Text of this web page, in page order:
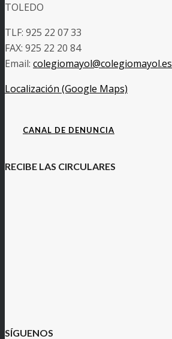
TOLEDO
TLF: 925 22 07 33
FAX: 925 22 20 84
Email: colegiomayol@colegiomayol.es
Localización (Google Maps)
CANAL DE DENUNCIA
RECIBE LAS CIRCULARES
SÍGUENOS